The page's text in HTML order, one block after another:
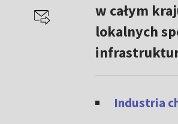
w całym
lokalnych
Industria